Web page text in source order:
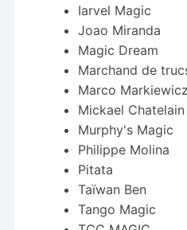
Iarvel Magic
Joao Miranda
Magic Dream
Marchand de
Marco Markiewicz
Mickael
Murphy's Magic
Philippe Molina
Pitata
Taïwan Ben
Tango Magic